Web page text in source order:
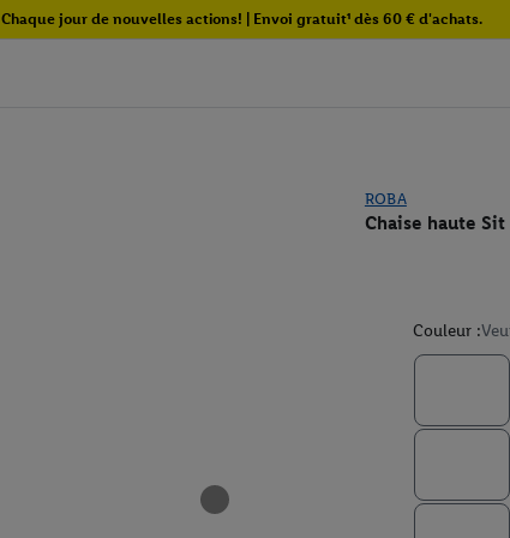
Chaque jour de nouvelles actions! | Envoi gratuit¹ dès 60 € d'achats.
ROBA
Chaise haute Sit
Couleur :